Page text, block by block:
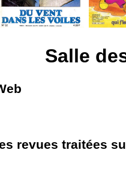
Salle
revues traitées